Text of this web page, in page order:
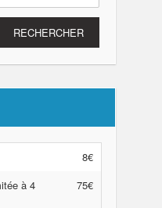
8€
à 4
75€